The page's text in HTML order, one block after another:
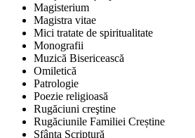
Magisterium
Magistra vitae
Mici tratate de spiritualitate
Monografii
Muzică Bisericească
Omiletică
Patrologie
Poezie religioasă
Rugăciuni creştine
Rugăciunile Familiei Creștine
Sfânta Scriptură